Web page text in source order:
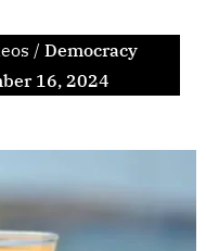
/ Democracy
16, 2024